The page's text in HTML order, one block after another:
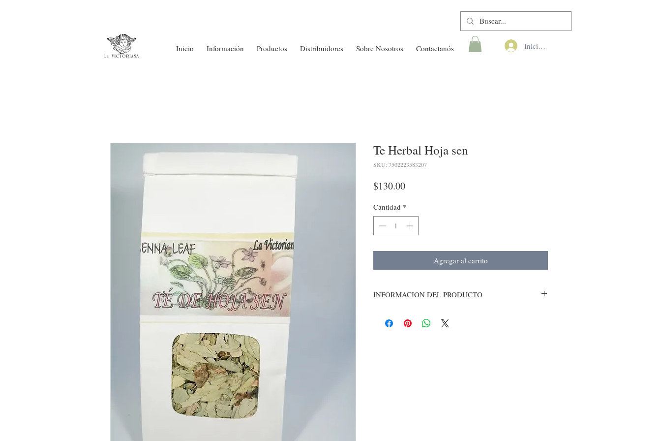
Inicio Información Productos Distribuidores Sobre Nosotros Contactanós Iniciar sesión
Te Herbal Hoja sen
SKU: 7502223583207
$130.00Precio
Cantidad *
Agregar al carrito
INFORMACION DEL PRODUCTO
Instrucciones: Un manojo por cada litro de agua hirviendo